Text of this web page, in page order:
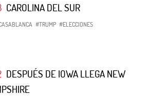
CAROLINA DEL SUR
#TRUMP #ELECCIONES
DESPUÉS DE IOWA LLEGA NEW